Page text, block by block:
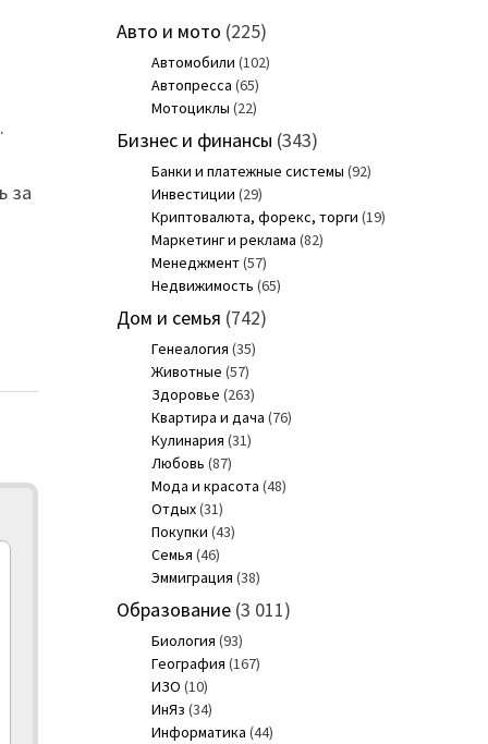
за
Авто и мото (225)
Автомобили (102)
Автопресса (65)
Мотоциклы (22)
Бизнес и финансы (343)
Банки и платежные системы (92)
Инвестиции (29)
Криптовалюта, форекс, торги (19)
Маркетинг и реклама (82)
Менеджмент(57)
Недвижимость (65)
Дом и семья (742)
Генеалогия (35)
Животные (57)
Здоровье (263)
Квартира и дача (76)
Кулинария (31)
Любовь (87)
Мода и красота (48)
Отдых(31)
Покупки (43)
Семья (46)
Эммиграция (38)
Образование(3 011)
Биология (93)
География (167)
ИЗО (10)
ИнЯз (34)
Информатика (44)